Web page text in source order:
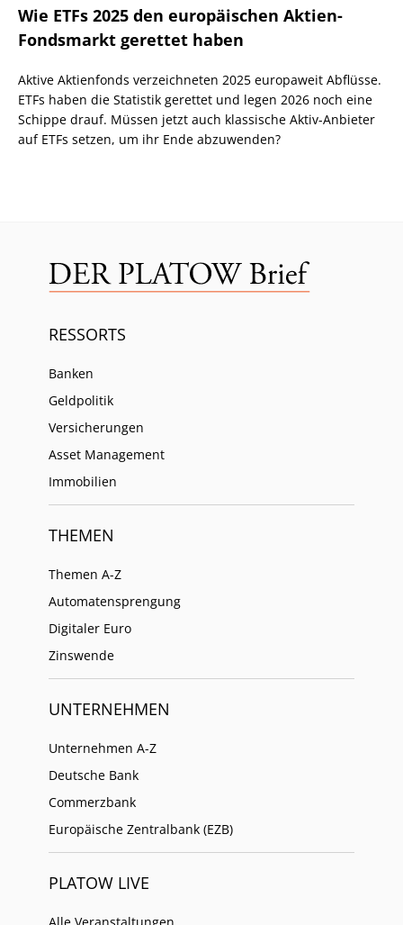
Wie ETFs 2025 den europäischen Aktien-
Fondsmarkt gerettet haben
Aktive Aktienfonds verzeichneten 2025 europaweit Abflüsse.
ETFs haben die Statistik gerettet und legen 2026 noch eine
Schippe drauf. Müssen jetzt auch klassische Aktiv-Anbieter
auf ETFs setzen, um ihr Ende abzuwenden?
RESSORTS
Banken
Geldpolitik
Versicherungen
Asset Management
Immobilien
THEMEN
Themen A-Z
Automatensprengung
Digitaler Euro
Zinswende
UNTERNEHMEN
Unternehmen A-Z
Deutsche Bank
Commerzbank
Europäische Zentralbank (EZB)
PLATOW LIVE